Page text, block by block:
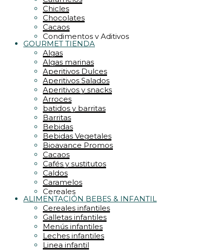
Chicles
Chocolates
Cacaos
Condimentos y Aditivos
Conservas
CREMAS y RELLENOS
Dulces
Encurtidos
Energéticos
Especias y hierbas
Frutos secos
Galletas
galletas y pastelería
Gofres y Waffles
Golosinas
grandes formatos
Harinas
Endulzantes
Kombucha
krunchys
Lácteos
Jaleas
Latas y conservas
leche y quesos
Legumbres
Mermeladas
GOURMET TIENDA
Algas
Algas marinas
Aperitivos Dulces
Aperitivos Salados
Aperitivos y snacks
Arroces
batidos y barritas
Barritas
Bebidas
Bebidas Vegetales
Bioavance Promos
Cacaos
Cafés y sustitutos
Caldos
Caramelos
Cereales
Frutas deshidratadas
Frutos secos
Mieles
Jaleas
Levaduras
Jugos y superjugos
ALIMENTACIÓN BEBES & INFANTIL
Cereales infantiles
Galletas infantiles
Menús infantiles
Leches infantiles
Linea infantil